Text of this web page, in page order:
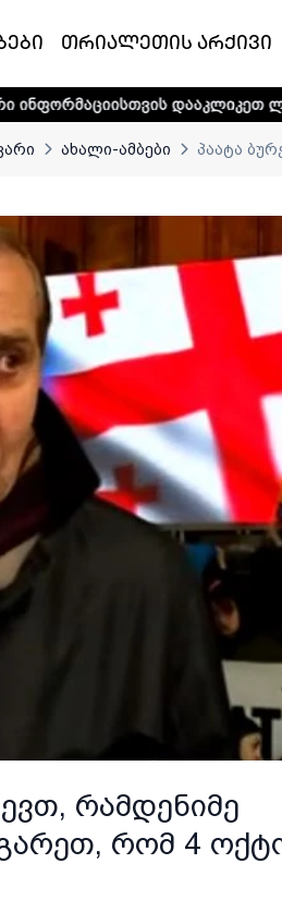
თრიალეთის არქივი
დააკლიკეთ ლინკს
ახალი-ამბები პაატა
რამდენიმე
რომ 4